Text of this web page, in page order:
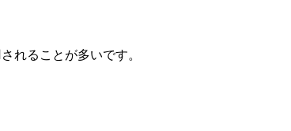
れることが多いです。